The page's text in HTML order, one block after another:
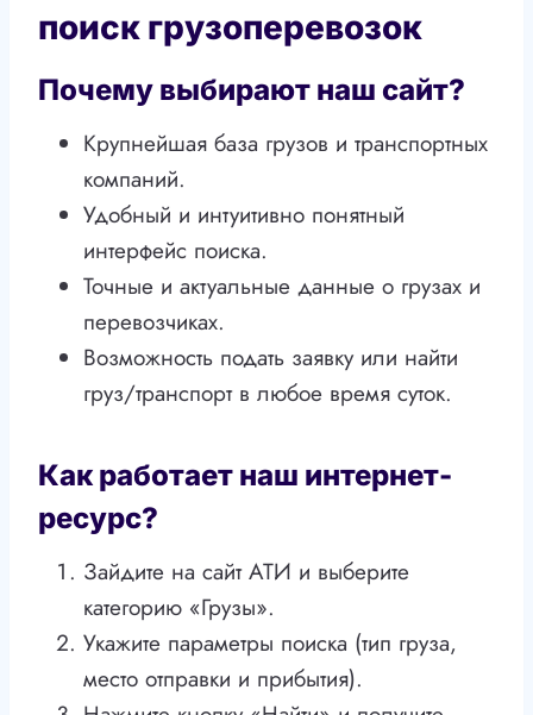
поиск грузоперевозок
Почему выбирают наш сайт?
Крупнейшая база грузов и транспортных
компаний.
Удобный и интуитивно понятный
интерфейс поиска.
Точные и актуальные данные о грузах и
перевозчиках.
Возможность подать заявку или найти
груз/транспорт в любое время суток.
Как работает наш интернет-
ресурс?
Зайдите на сайт АТИ и выберите
категорию «Грузы».
Укажите параметры поиска (тип груза,
место отправки и прибытия).